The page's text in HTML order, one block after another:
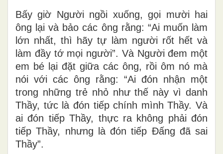
Bấy giờ Người ngồi xuống, gọi mười hai
ông lại và bảo các ông rằng: “Ai muốn làm
lớn nhất, thì hãy tự làm người rốt hết và
làm đầy tớ mọi người”. Và Người đem một
em bé lại đặt giữa các ông, rồi ôm nó mà
nói với các ông rằng: “Ai đón nhận một
trong những trẻ nhỏ như thế này vì danh
Thầy, tức là đón tiếp chính mình Thầy. Và
ai đón tiếp Thầy, thực ra không phải đón
tiếp Thầy, nhưng là đón tiếp Ðấng đã sai
Thầy”.